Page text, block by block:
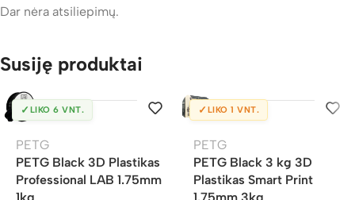
Dar nėra atsiliepimų.
Susiję produktai
✓ LIKO 6 VNT.
PETG
PETG Black 3D Plastikas
Professional LAB 1.75mm
1kg
✓ LIKO 1 VNT.
PETG
PETG Black 3 kg 3D
Plastikas Smart Print
1.75mm 3kg